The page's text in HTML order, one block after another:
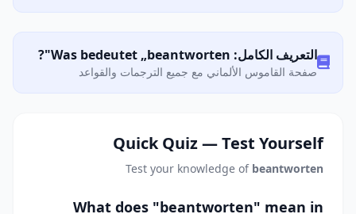
التعريف الكامل: Was bedeutet „beantworten"?
صفحة القاموس الألماني مع جميع الترجمات والقواعد
Quick Quiz — Test Yourself
Test your knowledge of beantworten
What does "beantworten" mean in